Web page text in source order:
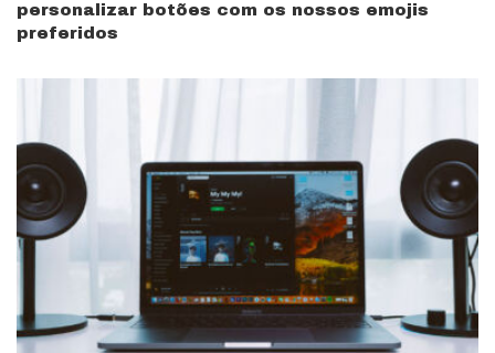
personalizar botões com os nossos emojis
preferidos